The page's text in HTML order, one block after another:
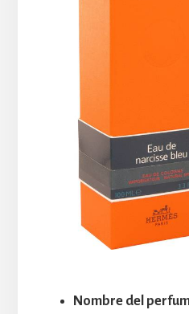
Nombre del